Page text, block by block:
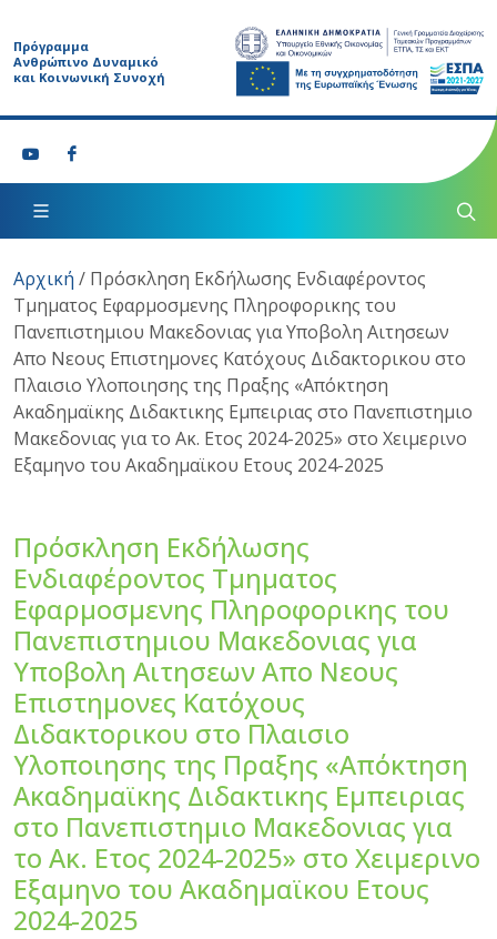
Πρόγραμμα
Ανθρώπινο Δυναμικό
και Κοινωνική Συνοχή
Αρχική / Πρόσκληση Εκδήλωσης Ενδιαφέροντος
Τμηματος Εφαρμοσμενης Πληροφορικης του
Πανεπιστημιου Μακεδονιας για Υποβολη Αιτησεων
Απο Νεους Επιστημονες Κατόχους Διδακτορικου στο
Πλαισιο Υλοποιησης της Πραξης «Απόκτηση
Ακαδημαϊκης Διδακτικης Εμπειριας στο Πανεπιστημιο
Μακεδονιας για το Ακ. Ετος 2024-2025» στο Χειμερινο
Εξαμηνο του Ακαδημαϊκου Ετους 2024-2025
Πρόσκληση Εκδήλωσης
Ενδιαφέροντος Τμηματος
Εφαρμοσμενης Πληροφορικης του
Πανεπιστημιου Μακεδονιας για
Υποβολη Αιτησεων Απο Νεους
Επιστημονες Κατόχους
Διδακτορικου στο Πλαισιο
Υλοποιησης της Πραξης «Απόκτηση
Ακαδημαϊκης Διδακτικης Εμπειριας
στο Πανεπιστημιο Μακεδονιας για
το Ακ. Ετος 2024-2025» στο Χειμερινο
Εξαμηνο του Ακαδημαϊκου Ετους
2024-2025